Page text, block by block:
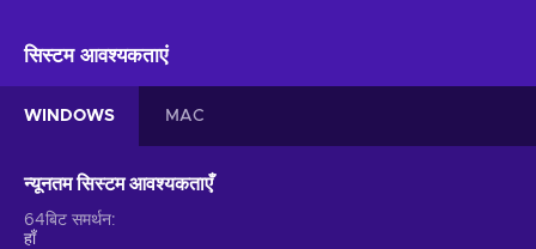
सिस्टम आवश्यकताएं
WINDOWS MAC
न्यूनतम सिस्टम आवश्यकताएँ
64बिट समर्थन
हाँ